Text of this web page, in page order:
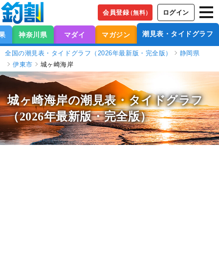
会員登録（無料） ログイン
神奈川県 マダイ マガジン 潮見表・タイドグラフ
全国の潮見表・タイドグラフ（2026年最新版・完全版）
静岡県
伊東市
城ヶ崎海岸
城ヶ崎海岸の潮見表・タイドグラフ
（2026年最新版・完全版）